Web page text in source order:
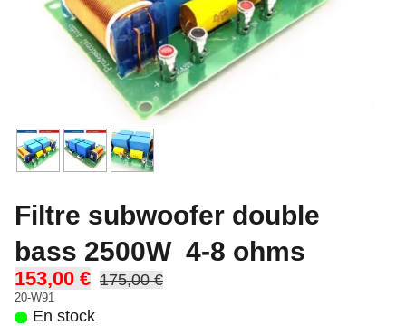
Filtre subwoofer double
bass 2500W 4-8 ohms
153,00 € 175,00 €
20-W91
En stock